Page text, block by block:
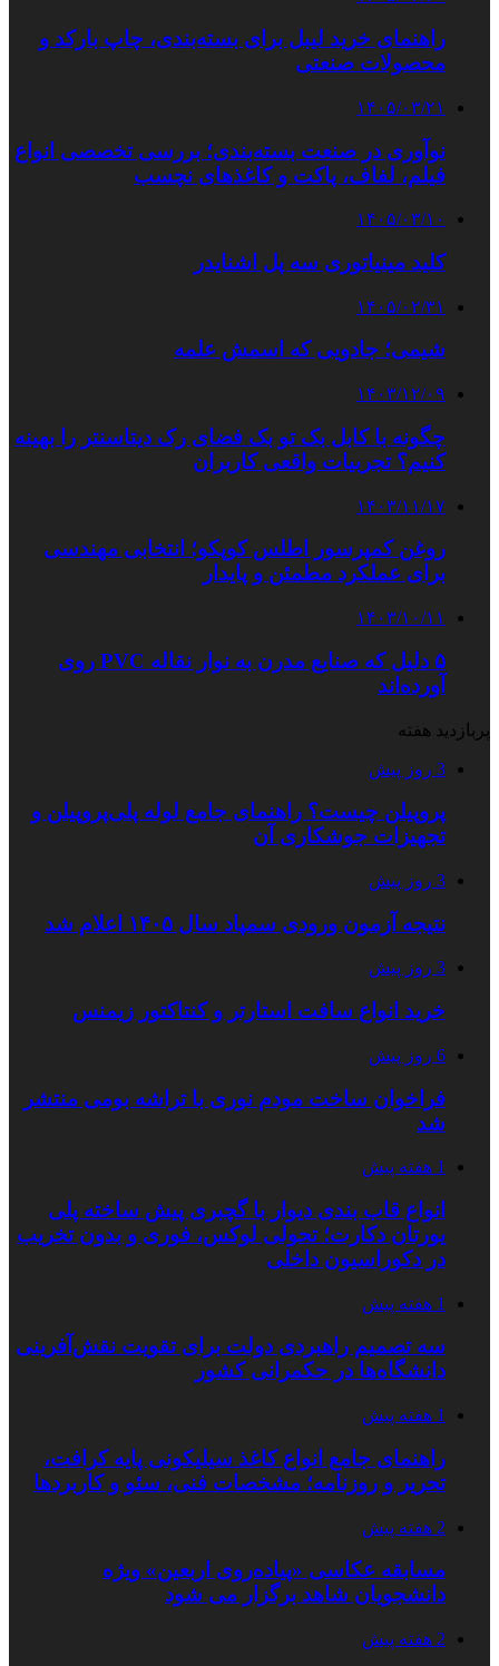
راهنمای خرید لیبل برای بسته‌بندی، چاپ بارکد و
محصولات صنعتی
۱۴۰۵/۰۳/۲۱
نوآوری در صنعت بسته‌بندی؛ بررسی تخصصی انواع
فیلم، لفاف، پاکت و کاغذهای نچسب
۱۴۰۵/۰۳/۱۰
کلید مینیاتوری سه پل اشنایدر
۱۴۰۵/۰۲/۳۱
شیمی؛ جادویی که اسمش علمه
۱۴۰۳/۱۲/۰۹
چگونه با کابل بک تو بک فضای رک دیتاسنتر را بهینه
کنیم؟ تجربیات واقعی کاربران
۱۴۰۳/۱۱/۱۷
روغن کمپرسور اطلس کوپکو؛ انتخابی مهندسی
برای عملکرد مطمئن و پایدار
۱۴۰۳/۱۰/۱۱
۵ دلیل که صنایع مدرن به نوار نقاله PVC روی
آورده‌اند
پربازدید هفته
3 روز پیش
پروپیلن چیست؟ راهنمای جامع لوله پلی‌پروپیلن و
تجهیزات جوشکاری آن
3 روز پیش
نتیجه آزمون ورودی سمپاد سال ۱۴۰۵ اعلام شد
3 روز پیش
خرید انواع سافت استارتر و کنتاکتور زیمنس
6 روز پیش
فراخوان ساخت مودم نوری با تراشه بومی منتشر
شد
1 هفته پیش
انواع قاب بندی دیوار با گچبری پیش ساخته پلی
یورتان دکارت؛ تحولی لوکس، فوری و بدون تخریب
در دکوراسیون داخلی
1 هفته پیش
سه تصمیم راهبردی دولت برای تقویت نقش‌آفرینی
دانشگاه‌ها در حکمرانی کشور
1 هفته پیش
راهنمای جامع انواع کاغذ سیلیکونی پایه کرافت،
تحریر و روزنامه؛ مشخصات فنی، سئو و کاربردها
2 هفته پیش
مسابقه عکاسی «پیاده‌روی اربعین» ویژه
دانشجویان شاهد برگزار می شود
2 هفته پیش